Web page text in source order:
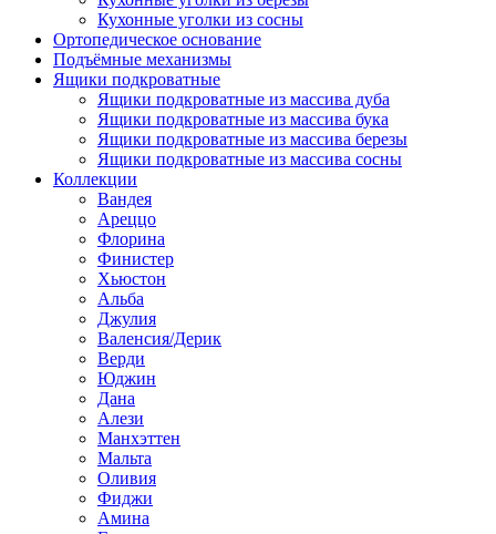
Кухонные уголки из сосны
Ортопедическое основание
Подъёмные механизмы
Ящики подкроватные
Ящики подкроватные из массива дуба
Ящики подкроватные из массива бука
Ящики подкроватные из массива березы
Ящики подкроватные из массива сосны
Коллекции
Вандея
Ареццо
Флорина
Финистер
Хьюстон
Альба
Джулия
Валенсия/Дерик
Верди
Юджин
Дана
Алези
Манхэттен
Мальта
Оливия
Фиджи
Амина